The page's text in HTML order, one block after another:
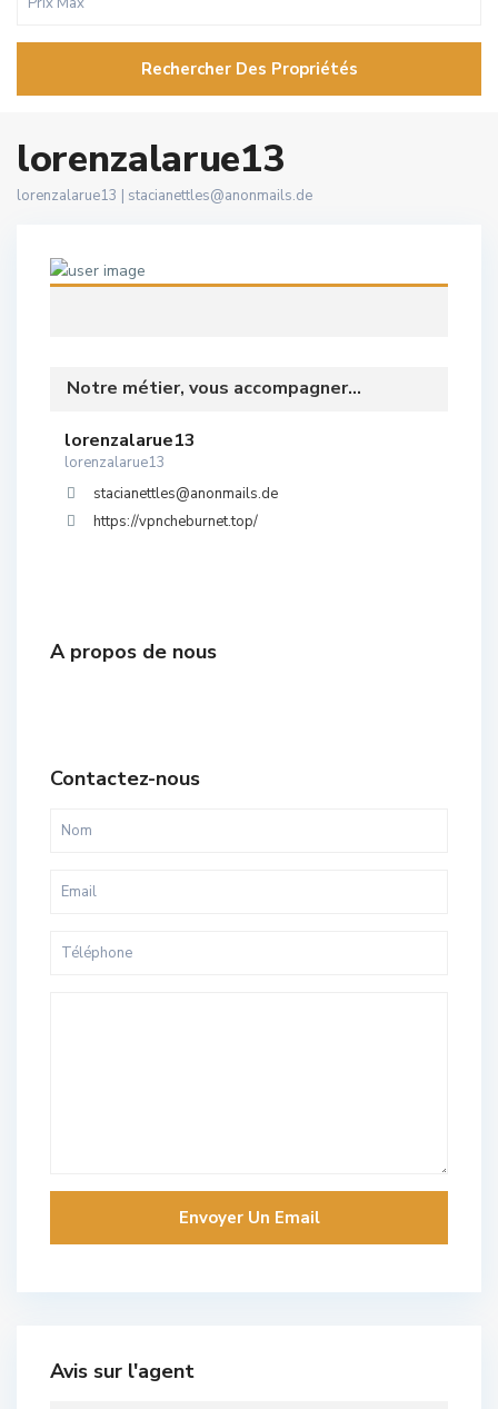
Rechercher Des Propriétés
lorenzalarue13
lorenzalarue13 | stacianettles@anonmails.de
Notre métier, vous accompagner...
lorenzalarue13
lorenzalarue13
stacianettles@anonmails.de
https://vpncheburnet.top/
A propos de nous
Contactez-nous
Avis sur l'agent